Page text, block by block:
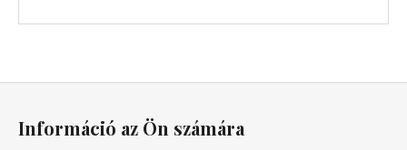
Információ az Ön számára